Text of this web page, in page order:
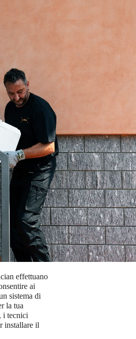
effettuano
ai
sistema di
la tua
i tecnici
installare il